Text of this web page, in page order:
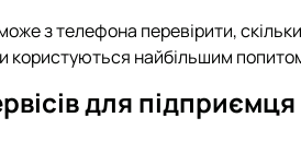
з телефона перевірити,
користуються найбільшим
для підприємця